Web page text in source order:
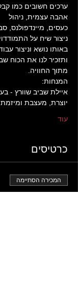
ערכים חשובים כמו
אהבה עצמית, ניהול
כעסים, מיינדפולנס,
ניצור שיח על
באותו נושא וניצור
ותזכיר לנו את הכוח
מתוך החוויה.
המנחות:
איילת שביב שוורץ -
יוצרת, מעצבת
עוד
כרטיסים
המכירה הסתיימה